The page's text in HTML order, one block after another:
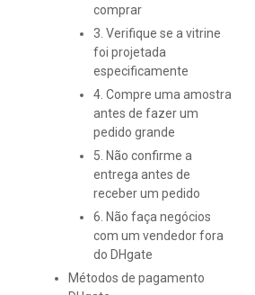
comprar
3. Verifique se a vitrine
foi projetada
especificamente
4. Compre uma amostra
antes de fazer um
pedido grande
5. Não confirme a
entrega antes de
receber um pedido
6. Não faça negócios
com um vendedor fora
do DHgate
Métodos de pagamento